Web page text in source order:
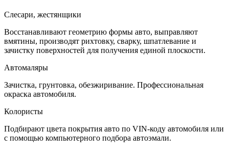
Слесари, жестянщики
Восстанавливают геометрию формы авто, выправляют
вмятины, производят рихтовку, сварку, шпатлевание и
зачистку поверхностей для получения единой плоскости.
Автомаляры
Зачистка, грунтовка, обезжиривание. Профессиональная
окраска автомобиля.
Колористы
Подбирают цвета покрытия авто по VIN-коду автомобиля или
с помощью компьютерного подбора автоэмали.